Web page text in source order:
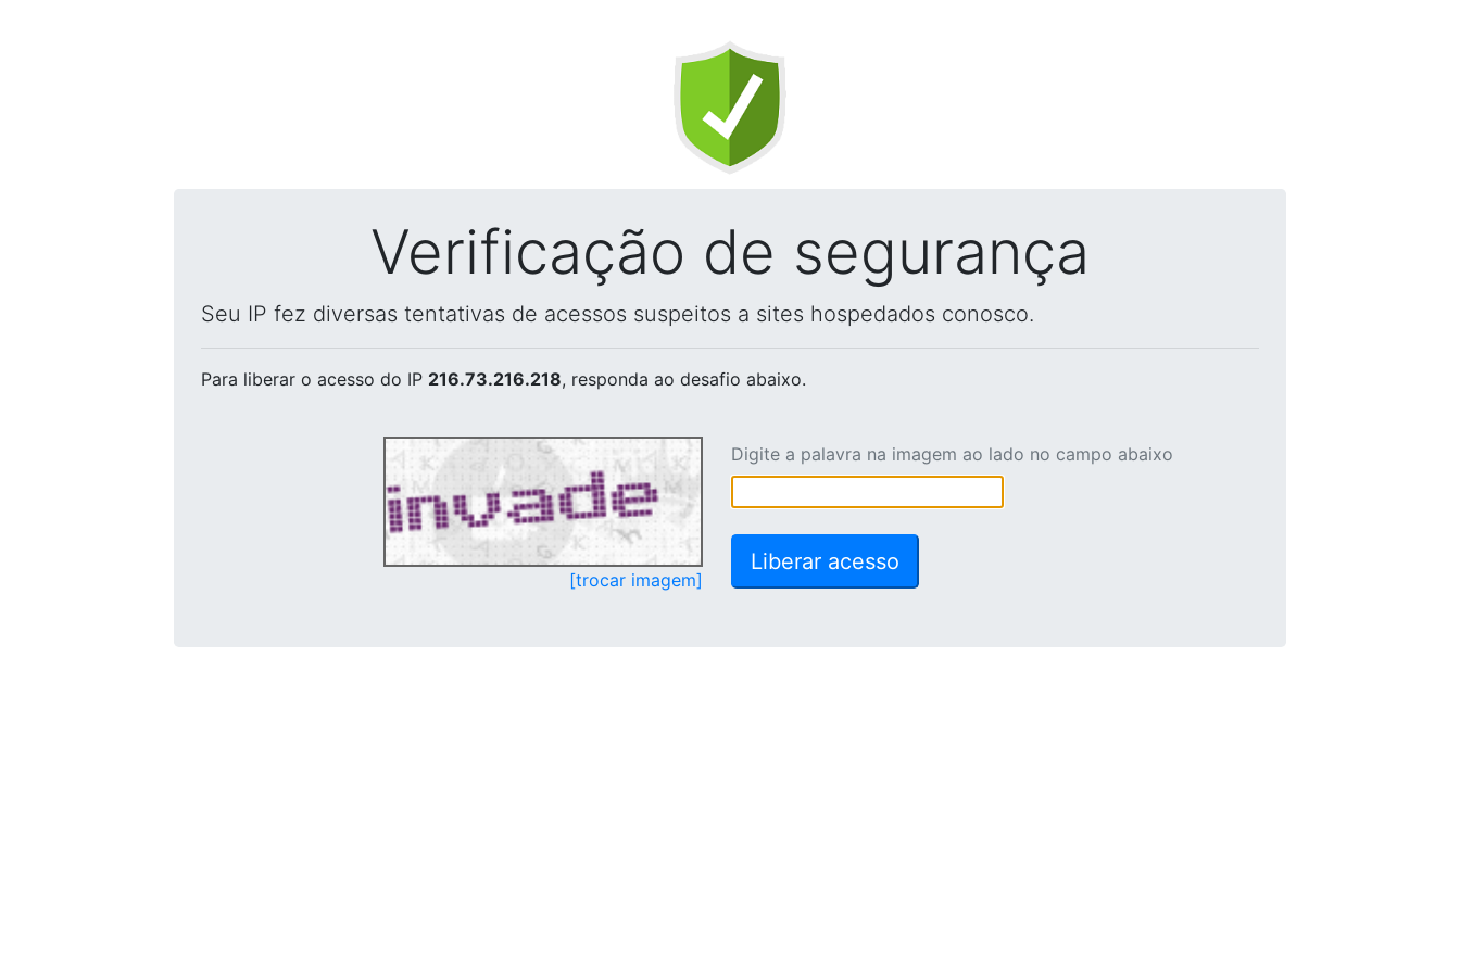
Verificação de segurança
Seu IP fez diversas tentativas de acessos suspeitos a sites hospedados conosco.
Para liberar o acesso do IP 216.73.216.218, responda ao desafio abaixo.
[trocar imagem]
Digite a palavra na imagem ao lado no campo abaixo